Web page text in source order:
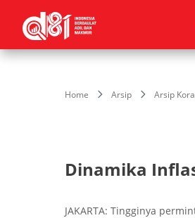
Home Arsip Arsip
Dinamika
JAKARTA: Tingginya